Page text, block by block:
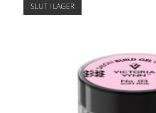
SLUT I LAGER